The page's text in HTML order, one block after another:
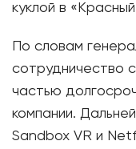
куклой в
По словам
сотрудничество
частью
компании.
Sandbox VR и